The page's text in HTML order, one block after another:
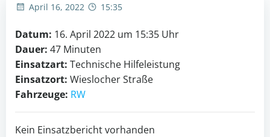
April 16, 2022 15:35
Datum: 16. April 2022 um 15:35 Uhr
Dauer: 47 Minuten
Einsatzart: Technische Hilfeleistung
Einsatzort: Wieslocher Straße
Fahrzeuge: RW
Kein Einsatzbericht vorhanden